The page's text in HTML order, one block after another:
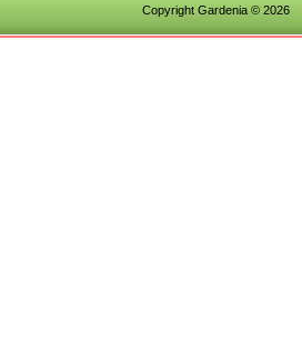
Copyright Gardenia © 2026